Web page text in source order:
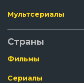
Мультсериалы
Страны
Фильмы
Сериалы